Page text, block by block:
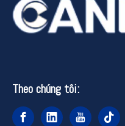
Theo chúng tôi: